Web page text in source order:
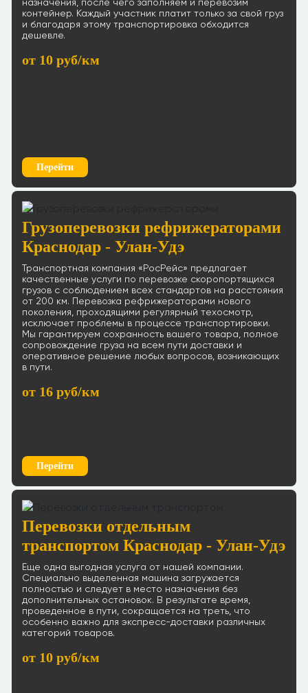
назначения, после чего заполняем и перевозим
контейнер. Каждый участник платит только за свой груз
и благодаря этому транспортировка обходится
дешевле.
от 10 руб/км
Перейти
Грузоперевозки рефрижераторами
Краснодар - Улан-Удэ
Транспортная компания «РосРейс» предлагает
качественные услуги по перевозке скоропортящихся
грузов с соблюдением всех стандартов на расстояния
от 200 км. Перевозка рефрижераторами нового
поколения, проходящими регулярный техосмотр,
исключает проблемы в процессе транспортировки.
Мы гарантируем сохранность вашего товара, полное
сопровождение груза на всем пути доставки и
оперативное решение любых вопросов, возникающих
в пути.
от 16 руб/км
Перейти
Перевозки отдельным
транспортом Краснодар - Улан-Удэ
Еще одна выгодная услуга от нашей компании.
Специально выделенная машина загружается
полностью и следует в место назначения без
дополнительных остановок. В результате время,
проведенное в пути, сокращается на треть, что
особенно важно для экспресс-доставки различных
категорий товаров.
от 10 руб/км